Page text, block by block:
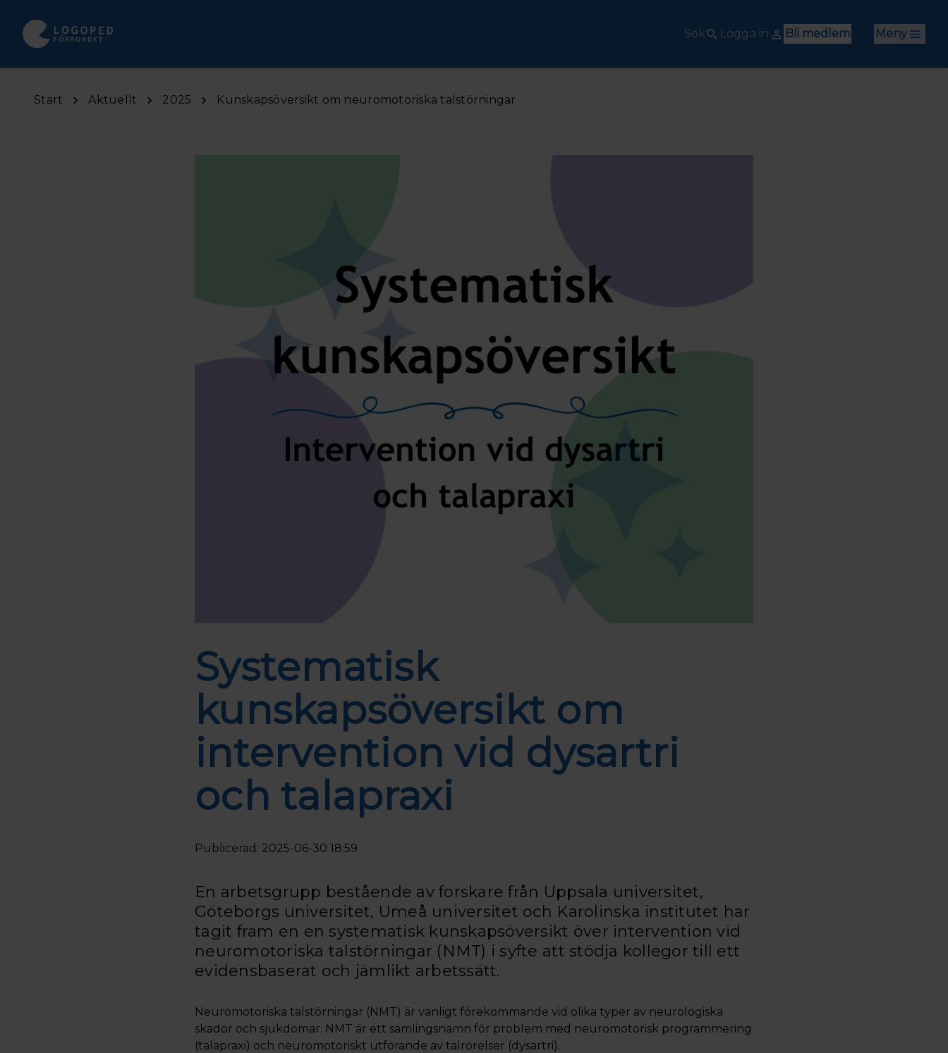
Sök
Logga in Bli medlem Meny
Start Aktuellt 2025 Kunskapsöversikt om neuromotoriska talstörningar
Systematisk
kunskapsöversikt om
intervention vid dysartri
och talapraxi
Publicerad: 2025-06-30 18:59
En arbetsgrupp bestående av forskare från Uppsala universitet,
Göteborgs universitet, Umeå universitet och Karolinska institutet har
tagit fram en en systematisk kunskapsöversikt över intervention vid
neuromotoriska talstörningar (NMT) i syfte att stödja kollegor till ett
evidensbaserat och jämlikt arbetssätt.
Neuromotoriska talstörningar (NMT) är vanligt förekommande vid olika typer av neurologiska
skador och sjukdomar. NMT är ett samlingsnamn för problem med neuromotorisk programmering
(talapraxi) och neuromotoriskt utförande av talrörelser (dysartri).